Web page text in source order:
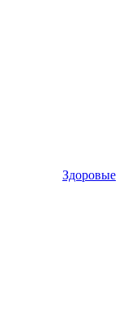
Здоровые